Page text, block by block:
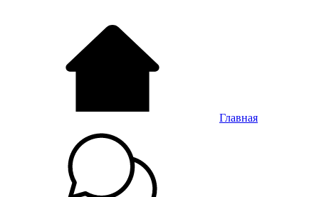
Главная